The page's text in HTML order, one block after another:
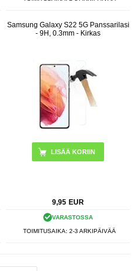
Samsung Galaxy S22 5G Panssarilasi
- 9H, 0.3mm - Kirkas
9,95 EUR
VARASTOSSA
TOIMITUSAIKA: 2-3 ARKIPÄIVÄÄ